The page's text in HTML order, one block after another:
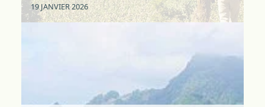
19 JANVIER 2026